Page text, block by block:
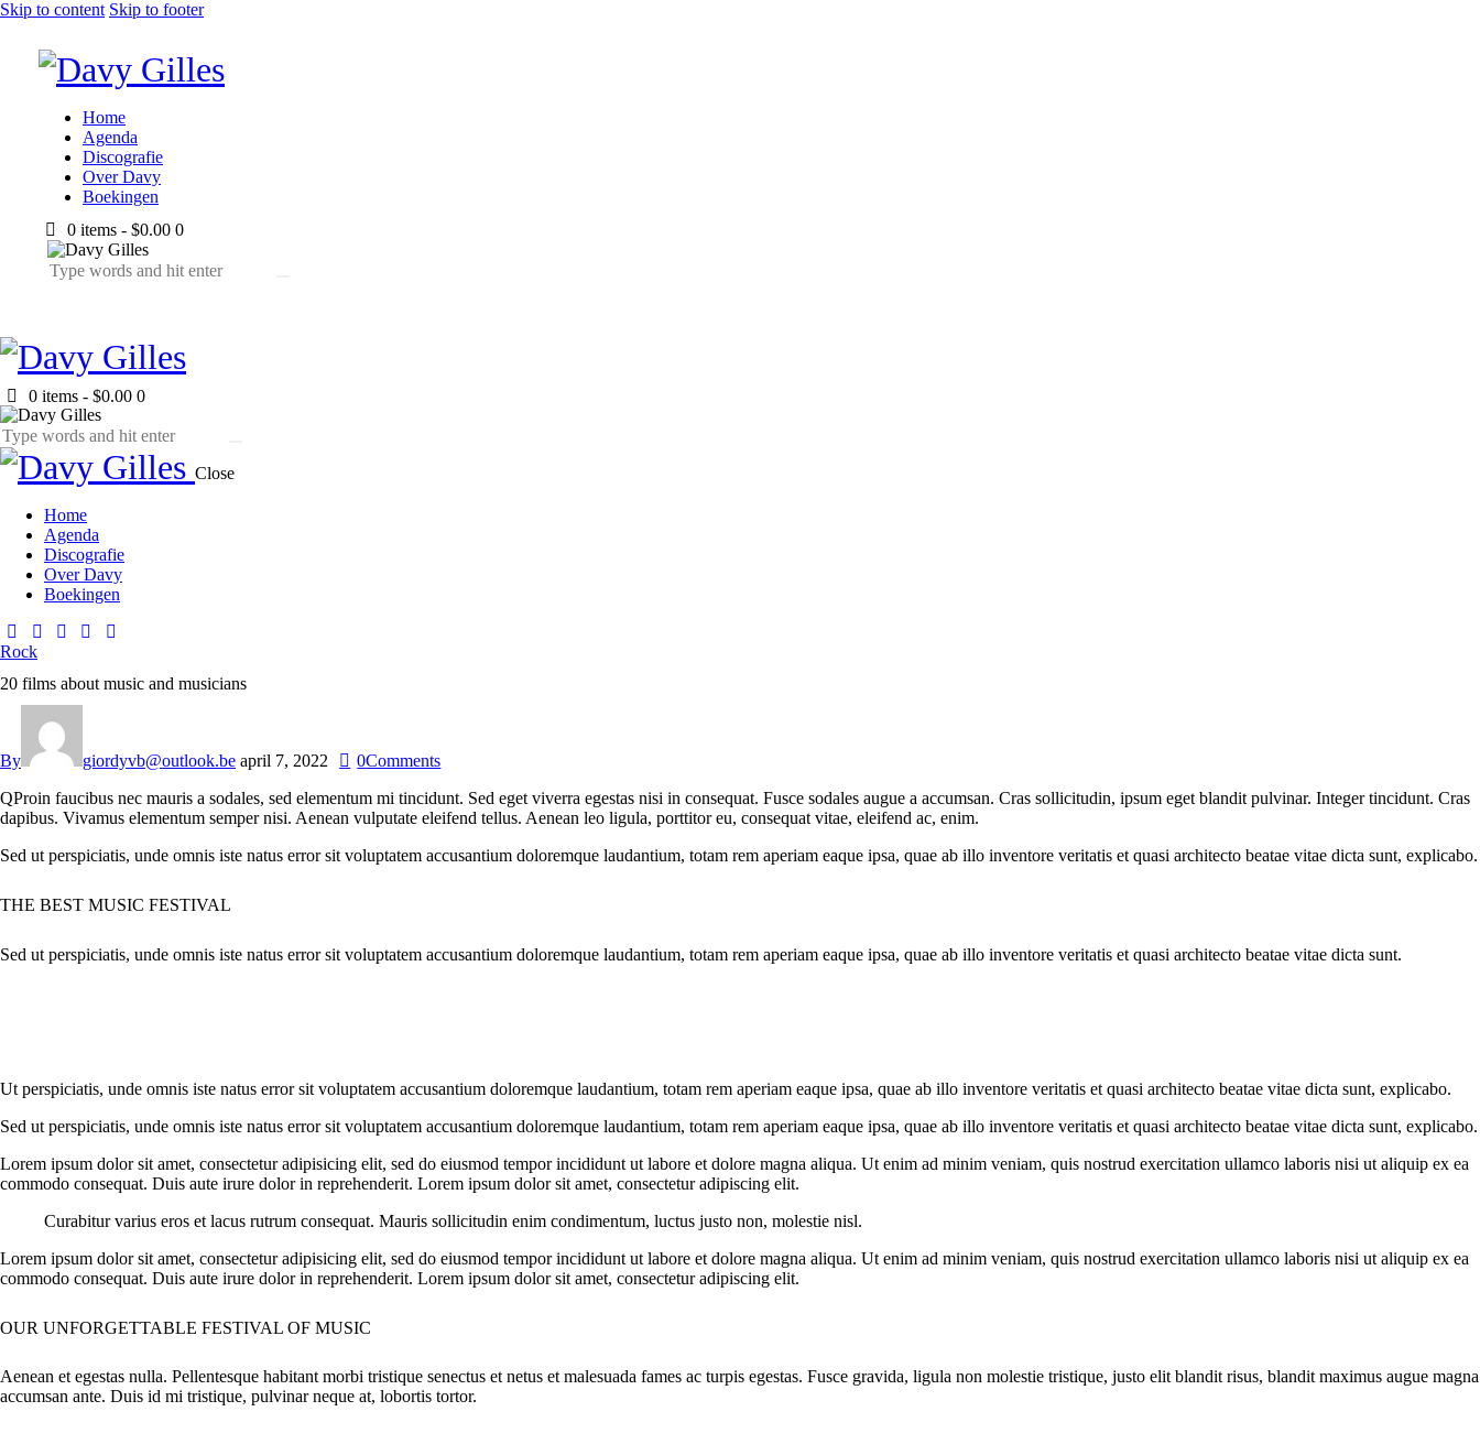
Skip to content Skip to footer
Home
Agenda
Discografie
Over Davy
Boekingen
0 items - $0.00 0
0 items - $0.00 0
Close
Home
Agenda
Discografie
Over Davy
Boekingen
facebook-
1
instagram
spotifyyoutube2
music-
Rock
20 films about music and musicians
By giordyvb@outlook.be april 7, 2022 0Comments
QProin faucibus nec mauris a sodales, sed elementum mi tincidunt. Sed eget viverra egestas nisi in consequat. Fusce sodales augue a accumsan. Cras sollicitudin, ipsum eget blandit pulvinar. Integer tincidunt. Cras
dapibus. Vivamus elementum semper nisi. Aenean vulputate eleifend tellus. Aenean leo ligula, porttitor eu, consequat vitae, eleifend ac, enim.
Sed ut perspiciatis, unde omnis iste natus error sit voluptatem accusantium doloremque laudantium, totam rem aperiam eaque ipsa, quae ab illo inventore veritatis et quasi architecto beatae vitae dicta sunt, explicabo.
THE BEST MUSIC FESTIVAL
Sed ut perspiciatis, unde omnis iste natus error sit voluptatem accusantium doloremque laudantium, totam rem aperiam eaque ipsa, quae ab illo inventore veritatis et quasi architecto beatae vitae dicta sunt.
Ut perspiciatis, unde omnis iste natus error sit voluptatem accusantium doloremque laudantium, totam rem aperiam eaque ipsa, quae ab illo inventore veritatis et quasi architecto beatae vitae dicta sunt, explicabo.
Sed ut perspiciatis, unde omnis iste natus error sit voluptatem accusantium doloremque laudantium, totam rem aperiam eaque ipsa, quae ab illo inventore veritatis et quasi architecto beatae vitae dicta sunt, explicabo.
Lorem ipsum dolor sit amet, consectetur adipisicing elit, sed do eiusmod tempor incididunt ut labore et dolore magna aliqua. Ut enim ad minim veniam, quis nostrud exercitation ullamco laboris nisi ut aliquip ex ea
commodo consequat. Duis aute irure dolor in reprehenderit. Lorem ipsum dolor sit amet, consectetur adipiscing elit.
Curabitur varius eros et lacus rutrum consequat. Mauris sollicitudin enim condimentum, luctus justo non, molestie nisl.
Lorem ipsum dolor sit amet, consectetur adipisicing elit, sed do eiusmod tempor incididunt ut labore et dolore magna aliqua. Ut enim ad minim veniam, quis nostrud exercitation ullamco laboris nisi ut aliquip ex ea
commodo consequat. Duis aute irure dolor in reprehenderit. Lorem ipsum dolor sit amet, consectetur adipiscing elit.
OUR UNFORGETTABLE FESTIVAL OF MUSIC
Aenean et egestas nulla. Pellentesque habitant morbi tristique senectus et netus et malesuada fames ac turpis egestas. Fusce gravida, ligula non molestie tristique, justo elit blandit risus, blandit maximus augue magna
accumsan ante. Duis id mi tristique, pulvinar neque at, lobortis tortor.